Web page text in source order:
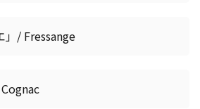
」/ Fressange